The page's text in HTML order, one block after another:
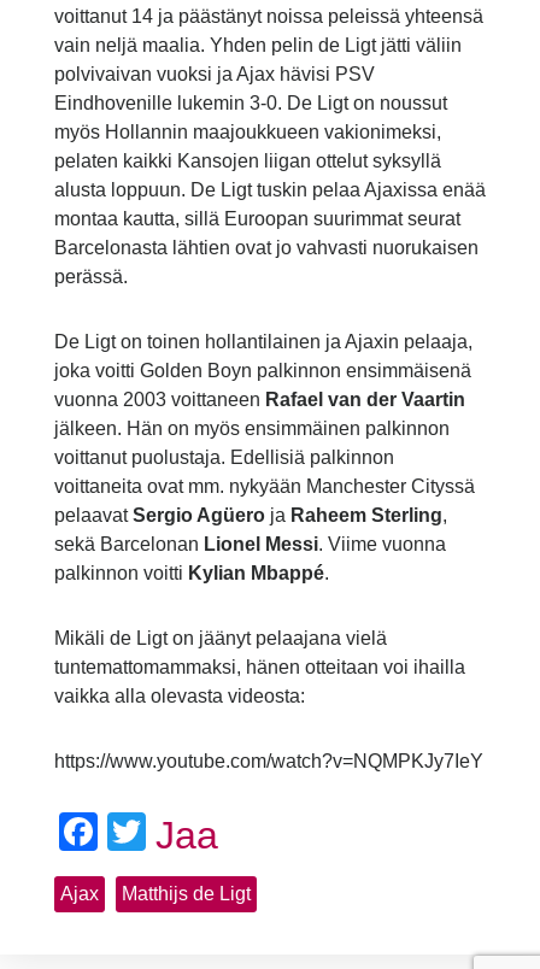
voittanut 14 ja päästänyt noissa peleissä yhteensä
vain neljä maalia. Yhden pelin de Ligt jätti väliin
polvivaivan vuoksi ja Ajax hävisi PSV
Eindhovenille lukemin 3-0. De Ligt on noussut
myös Hollannin maajoukkueen vakionimeksi,
pelaten kaikki Kansojen liigan ottelut syksyllä
alusta loppuun. De Ligt tuskin pelaa Ajaxissa enää
montaa kautta, sillä Euroopan suurimmat seurat
Barcelonasta lähtien ovat jo vahvasti nuorukaisen
perässä.
De Ligt on toinen hollantilainen ja Ajaxin pelaaja,
joka voitti Golden Boyn palkinnon ensimmäisenä
vuonna 2003 voittaneen Rafael van der Vaartin
jälkeen. Hän on myös ensimmäinen palkinnon
voittanut puolustaja. Edellisiä palkinnon
voittaneita ovat mm. nykyään Manchester Cityssä
pelaavatSergio Agüeroja Raheem Sterling,
sekä Barcelonan Lionel Messi. Viime vuonna
palkinnon voitti Kylian Mbappé.
Mikäli de Ligt on jäänyt pelaajana vielä
tuntemattomammaksi, hänen otteitaan voi ihailla
vaikka alla olevasta videosta:
https://www.youtube.com/watch?v=NQMPKJy7IeY
Facebook
Twitter
Jaa
Ajax Matthijs de Ligt